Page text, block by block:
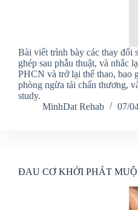
Bài viết trình bày các thay đổi
ghép sau phẫu thuật, và nhắc
PHCN và trở lại thể thao, bao
phòng ngừa tái chấn thương,
study.
MinhDat Rehab
07/
ĐAU CƠ KHỞI PHÁT